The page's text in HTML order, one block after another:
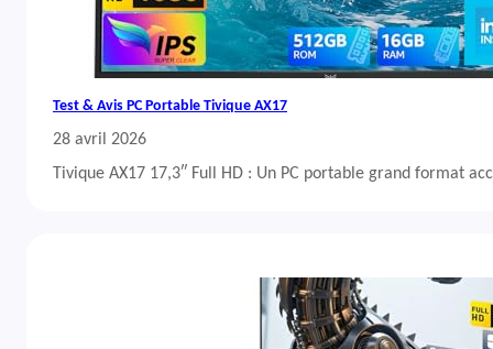
Test & Avis PC Portable Tivique AX17
28 avril 2026
Tivique AX17 17,3″ Full HD : Un PC portable grand format